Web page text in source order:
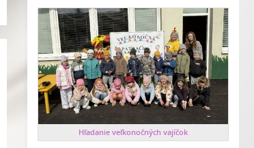
Hľadanie veľkonočných vajíčok